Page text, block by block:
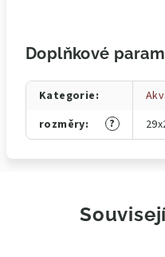
Doplňkové
Kategorie:
?
rozměry: